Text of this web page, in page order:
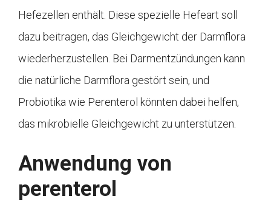
Hefezellen enthält. Diese spezielle Hefeart soll
dazu beitragen, das Gleichgewicht der Darmflora
wiederherzustellen. Bei Darmentzündungen kann
die natürliche Darmflora gestört sein, und
Probiotika wie Perenterol könnten dabei helfen,
das mikrobielle Gleichgewicht zu unterstützen.
Anwendung von
perenterol